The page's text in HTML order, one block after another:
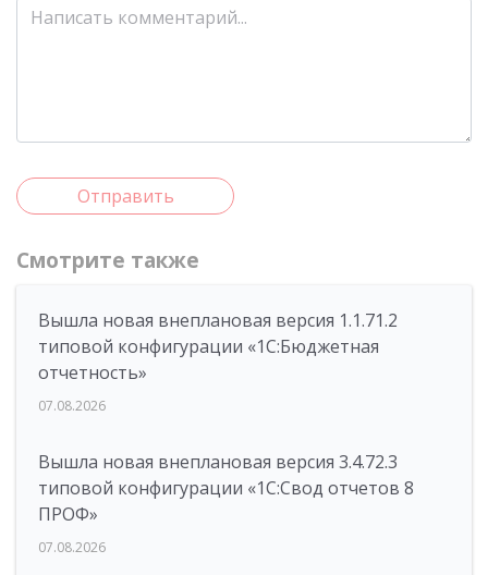
Отправить
Смотрите также
Вышла новая внеплановая версия 1.1.71.2
типовой конфигурации «1C:Бюджетная
отчетность»
07.08.2026
Вышла новая внеплановая версия 3.4.72.3
типовой конфигурации «1C:Свод отчетов 8
ПРОФ»
07.08.2026